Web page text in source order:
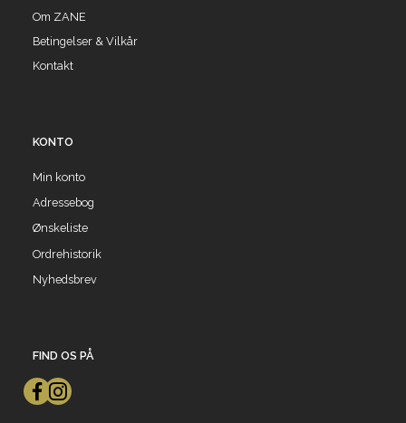
Om ZANE
Betingelser & Vilkår
Kontakt
KONTO
Min konto
Adressebog
Ønskeliste
Ordrehistorik
Nyhedsbrev
FIND OS PÅ